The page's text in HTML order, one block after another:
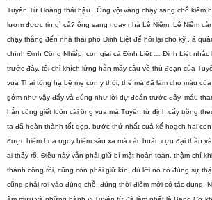
Tuyên Từ Hoàng thái hậu . Ông vội vàng chạy sang chỗ kiểm
lượm được tin gì cả? ông sang ngay nhà Lê Niệm. Lê Niệm
chạy thẳng đến nhà thái phó Đinh Liệt để hỏi lại cho kỹ , á
chính Đinh Công Nhiếp, con giai cả Đinh Liệt … Đinh Liệt nhắc
trước đây, tôi chỉ khích lửng hắn mấy câu về thủ đoạn của
vua Thái tông hạ bệ mẹ con y thôi, thế mà đã làm cho máu
gớm như vậy đấy và đúng như lời dự đoán trước đây, máu
hắn cũng giết luôn cái ông vua mà Tuyên từ định cấy trồng
ta đã hoàn thành tốt dẹp, bước thứ nhất cuả kế hoạch hai
được hiểm hoạ nguy hiểm sâu xa mà các huân cựu đại thần
ai thấy rõ. Điều này vẫn phải giữ bí mật hoàn toàn, thậm chí
thành công rồi, cũng còn phải giữ kín, dù lời nó có đúng sự
cũng phải rơi vào đúng chỗ, đúng thời điểm mới có tác dụng.